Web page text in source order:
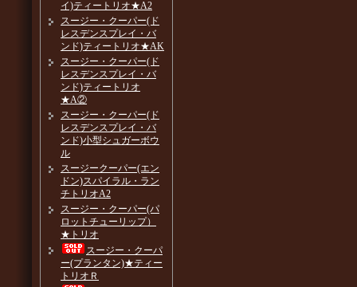
イ)ティートリオ★A2
スージー・クーパー(ド
レスデンスプレイ・バ
ンド)ティートリオ★AK
スージー・クーパー(ド
レスデンスプレイ・バ
ンド)ティートリオ
★A②
スージー・クーパー(ド
レスデンスプレイ・バ
ンド)小型シュガーボウ
ル
スージークーパー(エン
ドン)スパイラル・ラン
チトリオA2
スージー・クーパー(パ
ロットチューリップ）
★トリオ
スージー・クーパ
ー(プランタン)★ティー
トリオＲ